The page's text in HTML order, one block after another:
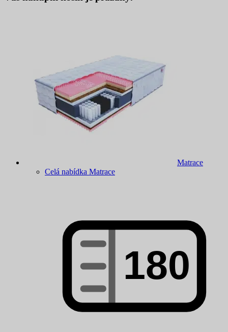
Matrace
Celá nabídka Matrace